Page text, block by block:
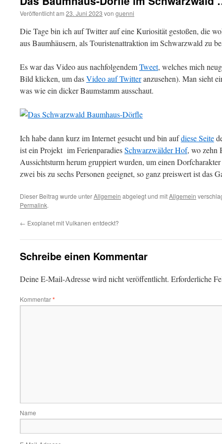
Veröffentlicht am 23. Juni 2023 von guenni
Die Tage bin ich auf Twitter auf eine Kuriosität gestoßen, die
aus Baumhäusern, als Touristenattraktion im Schwarzwald zu
Es war das Video aus nachfolgendemTweet, welches mich
Bild klicken, um dasVideo auf Twitteranzusehen). Man sieht
was wie ein dicker Baumstamm ausschaut.
Ich habe dann kurz im Internet gesucht und bin aufdiese Seite
ist ein Projekt im FerienparadiesSchwarzwälder Hof, wo zehn
Aussichtsturm herum gruppiert wurden, um einen
zwei bis zu sechs Personen geeignet, so ganz preiswert ist das
Dieser Beitrag wurde unterAllgemein abgelegt und mitAllgemein
Permalink.
← Exoplanet mit Vulkanen entdeckt?
Schreibe einen Kommentar
Deine E-Mail-Adresse wird nicht veröffentlicht. Erforderliche
Kommentar*
Name